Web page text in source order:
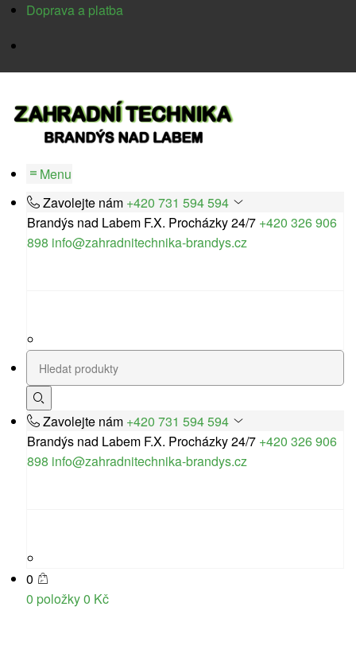
Doprava a platba
Menu
Zavolejte nám +420 731 594 594
Brandýs nad Labem F.X. Procházky 24/7 +420 326 906
898 info@zahradnitechnika-brandys.cz
Zavolejte nám +420 731 594 594
Brandýs nad Labem F.X. Procházky 24/7 +420 326 906
898 info@zahradnitechnika-brandys.cz
0
0 položky0 Kč